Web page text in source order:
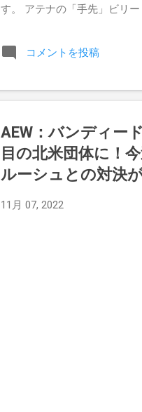
す。 アテナの「手先」ビリ
Championship Proving
のチャンスを手に入れました
コメントを投稿
AEW：バンディー
目の北米団体に！
ルーシュとの対決が
11月 07, 2022